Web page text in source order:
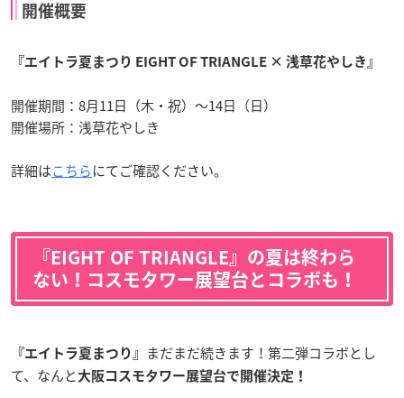
開催概要
『エイトラ夏まつり EIGHT OF TRIANGLE × 浅草花やしき』
開催期間：8月11日（木・祝）～14日（日）
開催場所：浅草花やしき
詳細はこちらにてご確認ください。
『EIGHT OF TRIANGLE』の夏は終わら
ない！コスモタワー展望台とコラボも！
『エイトラ夏まつり』
まだまだ続きます！第二弾コラボとし
て、なんと大阪コスモタワー展望台で開催決定！